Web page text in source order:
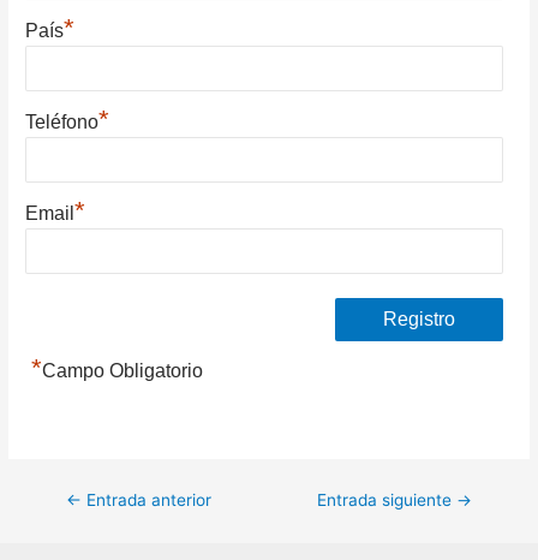
País*
Teléfono*
Email*
*Campo Obligatorio
Navegación
← Entrada anterior Entrada siguiente →